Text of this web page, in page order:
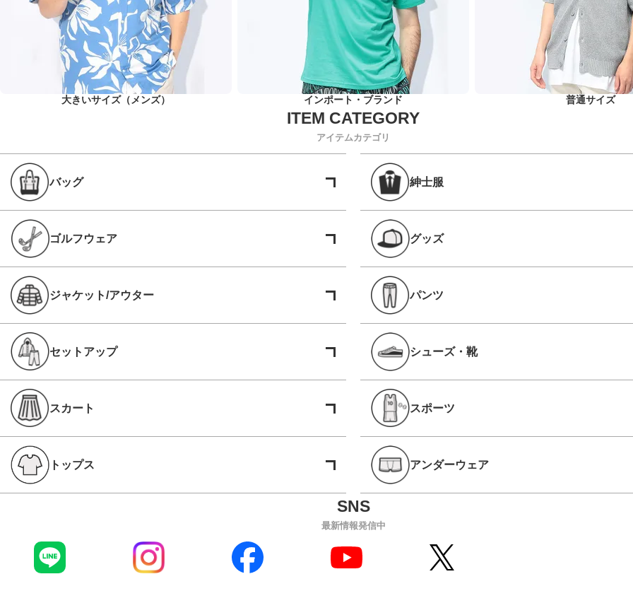
大きいサイズ（メンズ） インポート・ブランド 普通サイズ
アイテムカテゴリ
バッグ 紳士服
ゴルフウェア グッズ
ジャケット/アウター パンツ
セットアップ シューズ・靴
スカート スポーツ
トップス アンダーウェア
最新情報発信中